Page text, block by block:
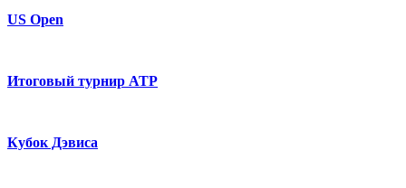
US Open
Итоговый турнир ATP
Кубок Дэвиса